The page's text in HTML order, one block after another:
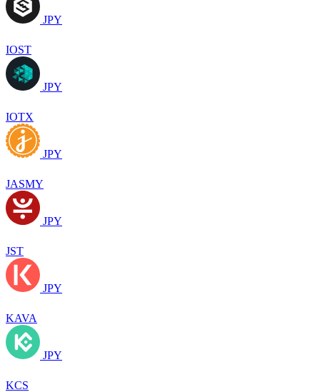
JPY
IOST
JPY
IOTX
JPY
JASMY
JPY
JST
JPY
KAVA
JPY
KCS